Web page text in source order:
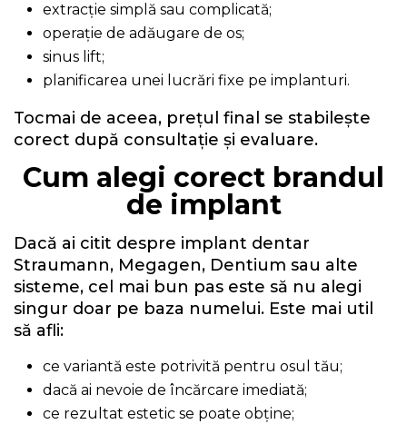
extracție simplă sau complicată;
operație de adăugare de os;
sinus lift;
planificarea unei lucrări fixe pe implanturi.
Tocmai de aceea, prețul final se stabilește
corect după consultație și evaluare.
Cum alegi corect brandul
de implant
Dacă ai citit despre implant dentar
Straumann, Megagen, Dentium sau alte
sisteme, cel mai bun pas este să nu alegi
singur doar pe baza numelui. Este mai util
să afli:
ce variantă este potrivită pentru osul tău;
dacă ai nevoie de încărcare imediată;
ce rezultat estetic se poate obține;